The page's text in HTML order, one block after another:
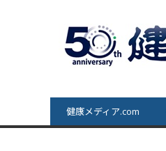
健康メディア.com